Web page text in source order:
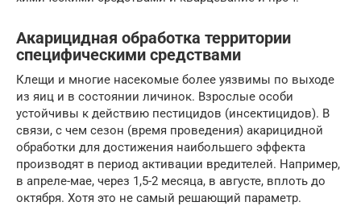
Акарицидная обработка территории
специфическими средствами
Клещи и многие насекомые более уязвимы по выходе
из яиц и в состоянии личинок. Взрослые особи
устойчивы к действию пестицидов (инсектицидов). В
связи, с чем сезон (время проведения) акарицидной
обработки для достижения наибольшего эффекта
производят в период активации вредителей. Например,
в апреле-мае, через 1,5-2 месяца, в августе, вплоть до
октября. Хотя это не самый решающий параметр.